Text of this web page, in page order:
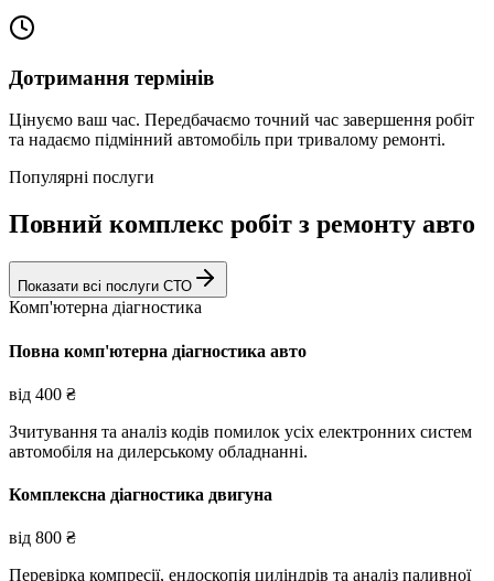
Дотримання термінів
Цінуємо ваш час. Передбачаємо точний час завершення робіт
та надаємо підмінний автомобіль при тривалому ремонті.
Популярні послуги
Повний комплекс робіт з ремонту авто
Показати всі послуги СТО
Комп'ютерна діагностика
Повна комп'ютерна діагностика авто
від 400 ₴
Зчитування та аналіз кодів помилок усіх електронних систем
автомобіля на дилерському обладнанні.
Комплексна діагностика двигуна
від 800 ₴
Перевірка компресії, ендоскопія циліндрів та аналіз паливної